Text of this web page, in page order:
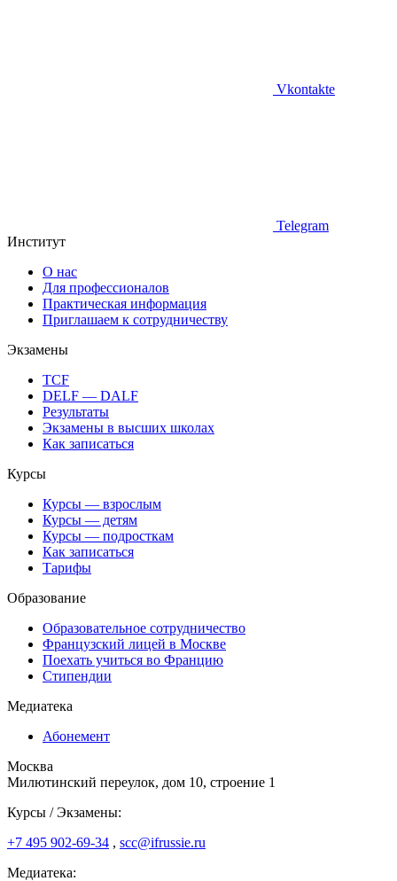
Vkontakte
Telegram
Институт
О нас
Для профессионалов
Практическая информация
Приглашаем к сотрудничеству
Экзамены
TCF
DELF — DALF
Результаты
Экзамены в высших школах
Как записаться
Курсы
Курсы — взрослым
Курсы — детям
Курсы — подросткам
Как записаться
Тарифы
Образование
Образовательное сотрудничество
Французский лицей в Москве
Поехать учиться во Францию
Стипендии
Медиатека
Абонемент
Москва
Милютинский переулок, дом 10, строение 1
Курсы / Экзамены:
+7 495 902-69-34 , scc@ifrussie.ru
Медиатека: